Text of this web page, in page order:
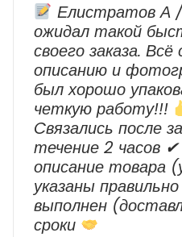
Елистратов А
ожидал такой
своего заказа.
описанию и
был хорошо
четкую работу!!!
Cвязались после
течение 2 часов
описание товара
указаны
выполнен
сроки